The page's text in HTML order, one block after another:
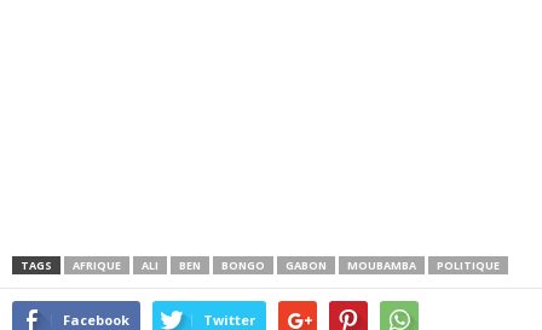
TAGS AFRIQUE ALI BEN BONGO GABON MOUBAMBA POLITIQUE
Facebook Twitter